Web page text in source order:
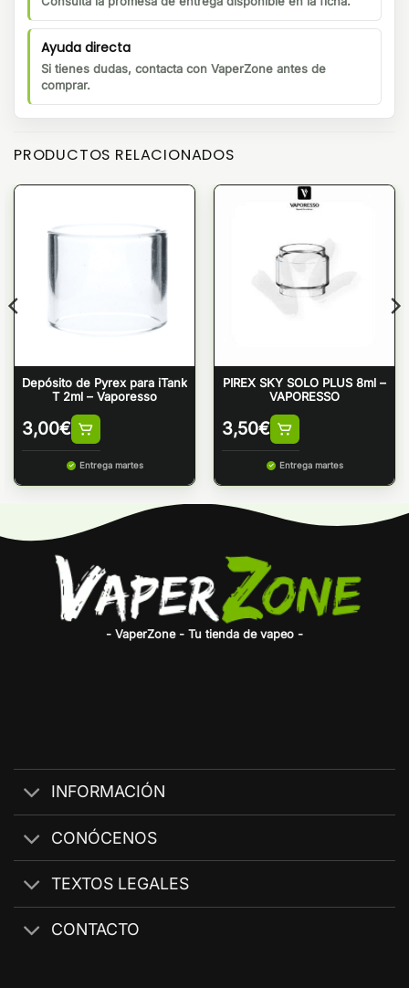
Ayuda directa
Si tienes dudas, contacta con VaperZone antes de
comprar.
PRODUCTOS RELACIONADOS
Depósito de Pyrex para iTank
T 2ml – Vaporesso
3,00€
Entrega martes
PIREX SKY SOLO PLUS 8ml –
VAPORESSO
3,50€
Entrega martes
- VaperZone - Tu tienda de vapeo -
INFORMACIÓN
CONÓCENOS
TEXTOS LEGALES
CONTACTO